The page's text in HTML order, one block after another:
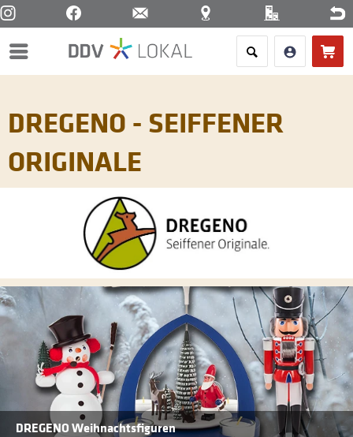
Menü
DREGENO - SEIFFENER
ORIGINALE
DREGENO Weihnachtsfiguren